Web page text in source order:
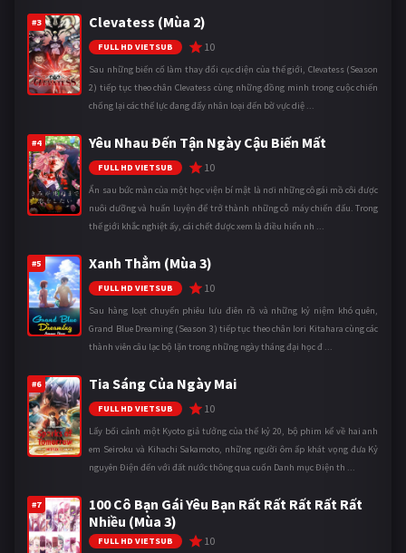
#3 Clevatess (Mùa 2)
FULL HD VIETSUB 10
Sau những biến cố làm thay đổi cục diện của thế giới, Clevatess (Season
2) tiếp tục theo chân Clevatess cùng những đồng minh trong cuộc chiến
chống lại các thế lực đang đẩy nhân loại đến bờ vực diệ ...
#4 Yêu Nhau Đến Tận Ngày Cậu Biến Mất
FULL HD VIETSUB 10
Ẩn sau bức màn của một học viện bí mật là nơi những cô gái mồ côi được
nuôi dưỡng và huấn luyện để trở thành những cỗ máy chiến đấu. Trong
thế giới khắc nghiệt ấy, cái chết được xem là điều hiển nh ...
#5 Xanh Thẳm (Mùa 3)
FULL HD VIETSUB 10
Sau hàng loạt chuyến phiêu lưu điên rồ và những kỷ niệm khó quên,
Grand Blue Dreaming (Season 3) tiếp tục theo chân Iori Kitahara cùng các
thành viên câu lạc bộ lặn trong những ngày tháng đại học đ ...
#6 Tia Sáng Của Ngày Mai
FULL HD VIETSUB 10
Lấy bối cảnh một Kyoto giả tưởng của thế kỷ 20, bộ phim kể về hai anh
em Seiroku và Kihachi Sakamoto, những người ôm ấp khát vọng đưa Kỷ
nguyên Điện đến với đất nước thông qua cuốn Danh mục Điện th ...
#7
100 Cô Bạn Gái Yêu Bạn Rất Rất Rất Rất Rất
Nhiều (Mùa 3)
FULL HD VIETSUB 10